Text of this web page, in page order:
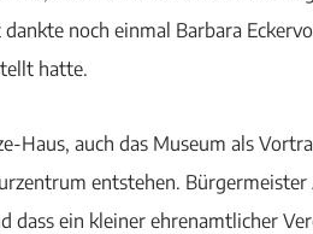
noch einmal Barbara
hatte.
Haus, auch das Museum als
entstehen.
dass ein kleiner ehrenamtlicher